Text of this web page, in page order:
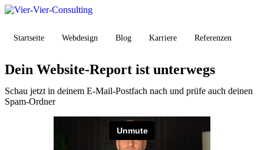
Startseite Webdesign Blog Karriere Referenzen
Dein Website-Report ist unterwegs
Schau jetzt in deinem E-Mail-Postfach nach und prüfe auch deinen
Spam-Ordner